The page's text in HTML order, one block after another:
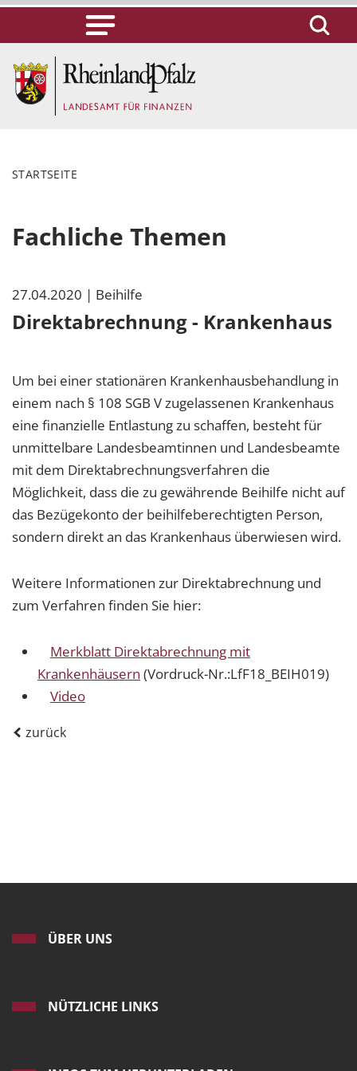
STARTSEITE
Fachliche Themen
27.04.2020 | Beihilfe
Direktabrechnung - Krankenhaus
Um bei einer stationären Krankenhausbehandlung in
einem nach § 108 SGB V zugelassenen Krankenhaus
eine finanzielle Entlastung zu schaffen, besteht für
unmittelbare Landesbeamtinnen und Landesbeamte
mit dem Direktabrechnungsverfahren die
Möglichkeit, dass die zu gewährende Beihilfe nicht auf
das Bezügekonto der beihilfeberechtigten Person,
sondern direkt an das Krankenhaus überwiesen wird.
Weitere Informationen zur Direktabrechnung und
zum Verfahren finden Sie hier:
Merkblatt Direktabrechnung mit
Krankenhäusern (Vordruck-Nr.:LfF18_BEIH019)
Video
zurück
ÜBER UNS
NÜTZLICHE LINKS